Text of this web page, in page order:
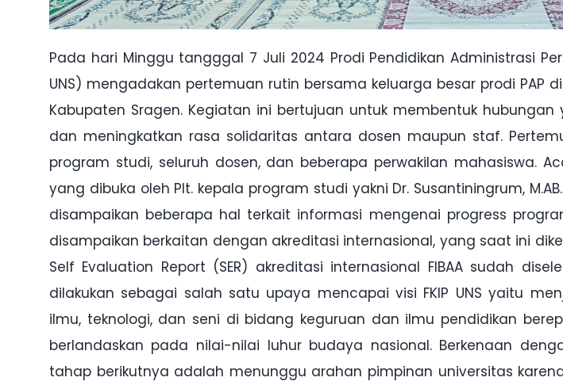
Pada hari Minggu tangggal 7 Juli 2024 Prodi Pendidikan Administrasi
UNS) mengadakan pertemuan rutin bersama keluarga besar prodi PAP
Kabupaten Sragen. Kegiatan ini bertujuan untuk membentuk hubungan
dan meningkatkan rasa solidaritas antara dosen maupun staf.
program studi, seluruh dosen, dan beberapa perwakilan mahasiswa.
yang dibuka oleh Plt. kepala program studi yakni Dr. Susantiningrum,
disampaikan beberapa hal terkait informasi mengenai progress
disampaikan berkaitan dengan akreditasi internasional, yang saat ini
Self Evaluation Report (SER) akreditasi internasional FIBAA sudah
dilakukan sebagai salah satu upaya mencapai visi FKIP UNS yaitu
ilmu, teknologi, dan seni di bidang keguruan dan ilmu pendidikan
berlandaskan pada nilai-nilai luhur budaya nasional. Berkenaan
tahap berikutnya adalah menunggu arahan pimpinan universitas